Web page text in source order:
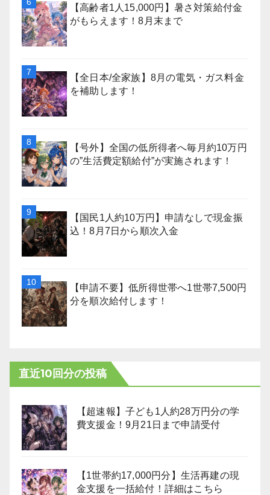
【高齢者1人15,000円】暑さ対策給付金
がもらえます！8月末まで
【全日本/全家族】8月の電気・ガス料金
を補助します！
【号外】全国の低所得者へ毎月約10万円
の”生活費定額給付”が実施されます！
【国民1人約10万円】申請なしで現金振
込！8月7日から順次入金
【申請不要】低所得世帯へ1世帯7,500円
分を順次給付します！
直近10回分の投稿
【超速報】子ども1人約28万円分の学
費支援金！9月21日まで申請受付
【1世帯約17,000円分】生活再建の現
金支援を一括給付！詳細はこちら